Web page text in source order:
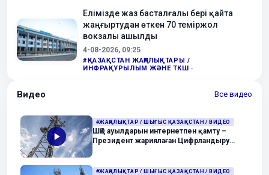
Елімізде жаз басталғалы бері қайта
жаңғыртудан өткен 70 теміржол
вокзалы ашылды
4-08-2026, 09:25
#ҚАЗАҚСТАН ЖАҢАЛЫҚТАРЫ /
ИНФРАҚҰРЫЛЫМ ЖӘНЕ ТКШ ·
Видео Все видео
#ЖАҢАЛЫҚТАР / ШЫҒЫС ҚАЗАҚСТАН / ВИДЕО
ШҚО ауылдарын интернетпен қамту –
Президент жариялаған Цифрландыру
#ЖАҢАЛЫҚТАР / ШЫҒЫС ҚАЗАҚСТАН / ВИДЕО